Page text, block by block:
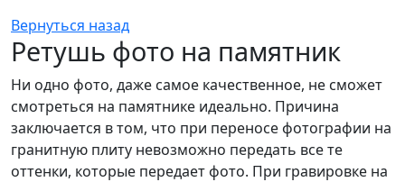
Вернуться назад
Ретушь фото на памятник
Ни одно фото, даже самое качественное, не сможет
смотреться на памятнике идеально. Причина
заключается в том, что при переносе фотографии на
гранитную плиту невозможно передать все те
оттенки, которые передает фото. При гравировке на